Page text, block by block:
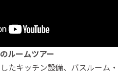
ルームツアー
たキッチン設備、バスルーム・